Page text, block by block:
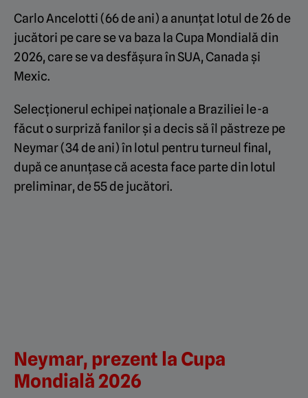
Carlo Ancelotti (66 de ani) a anunțat lotul de 26 de
jucători pe care se va baza la Cupa Mondială din
2026, care se va desfășura în SUA, Canada și
Mexic.
Selecționerul echipei naționale a Braziliei le-a
făcut o surpriză fanilor și a decis să îl păstreze pe
Neymar (34 de ani) în lotul pentru turneul final,
după ce anunțase că acesta face parte din lotul
preliminar, de 55 de jucători.
Neymar, prezent la Cupa
Mondială 2026